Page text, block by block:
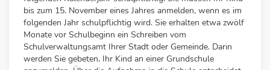
bis zum 15. November eines Jahres anmelden, wenn es im
folgenden Jahr schulpflichtig wird. Sie erhalten etwa zwölf
Monate vor Schulbeginn ein Schreiben vom
Schulverwaltungsamt Ihrer Stadt oder Gemeinde. Darin
werden Sie gebeten, Ihr Kind an einer Grundschule